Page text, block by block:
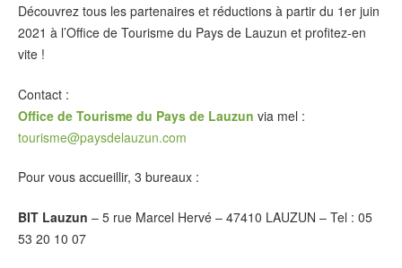
Découvrez tous les partenaires et réductions à partir du 1er juin
2021 à l’Office de Tourisme du Pays de Lauzun et profitez-en
vite !
Contact :
Office de Tourisme du Pays de Lauzun via mel :
tourisme@paysdelauzun.com
Pour vous accueillir, 3 bureaux :
BIT Lauzun – 5 rue Marcel Hervé – 47410 LAUZUN – Tel : 05
53 20 10 07